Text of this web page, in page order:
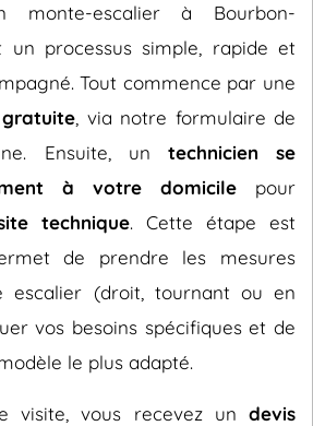
monte-escalier à Bourbon-
un processus simple, rapide et
Tout commence par une
, via notre formulaire de
Ensuite, un technicien se
à votre domicile pour
technique. Cette étape est
de prendre les mesures
escalier (droit, tournant ou en
vos besoins spécifiques et de
le plus adapté.
visite, vous recevez un devis